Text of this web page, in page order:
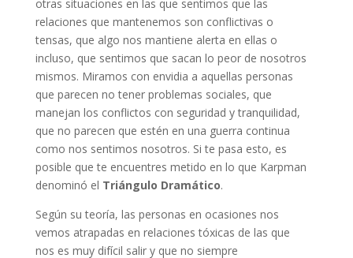
otras situaciones en las que sentimos que las
relaciones que mantenemos son conflictivas o
tensas, que algo nos mantiene alerta en ellas o
incluso, que sentimos que sacan lo peor de nosotros
mismos. Miramos con envidia a aquellas personas
que parecen no tener problemas sociales, que
manejan los conflictos con seguridad y tranquilidad,
que no parecen que estén en una guerra continua
como nos sentimos nosotros. Si te pasa esto, es
posible que te encuentres metido en lo que Karpman
denominó el Triángulo Dramático.
Según su teoría, las personas en ocasiones nos
vemos atrapadas en relaciones tóxicas de las que
nos es muy difícil salir y que no siempre